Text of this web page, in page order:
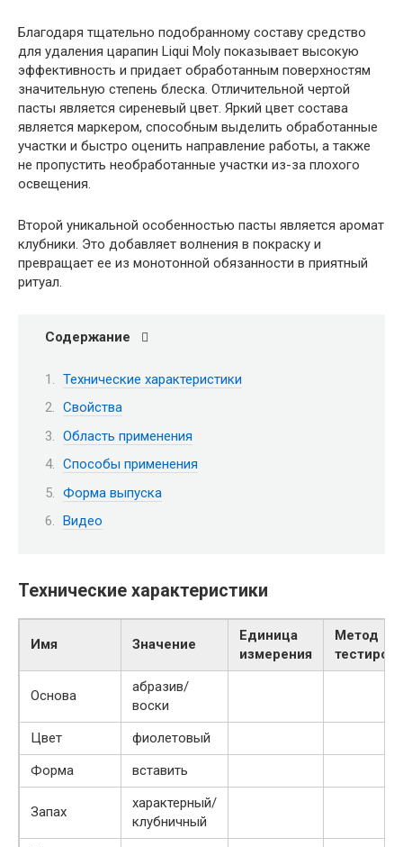
Благодаря тщательно подобранному составу средство
для удаления царапин Liqui Moly показывает высокую
эффективность и придает обработанным поверхностям
значительную степень блеска. Отличительной чертой
пасты является сиреневый цвет. Яркий цвет состава
является маркером, способным выделить обработанные
участки и быстро оценить направление работы, а также
не пропустить необработанные участки из-за плохого
освещения.
Второй уникальной особенностью пасты является аромат
клубники. Это добавляет волнения в покраску и
превращает ее из монотонной обязанности в приятный
ритуал.
Содержание
Технические характеристики
Свойства
Область применения
Способы применения
Форма выпуска
Видео
Технические характеристики
Имя Значение
Единица
измерения
Метод
Основа
абразив/
воски
Цвет
фиолетовый
Форма
вставить
Запах
характерный/
клубничный